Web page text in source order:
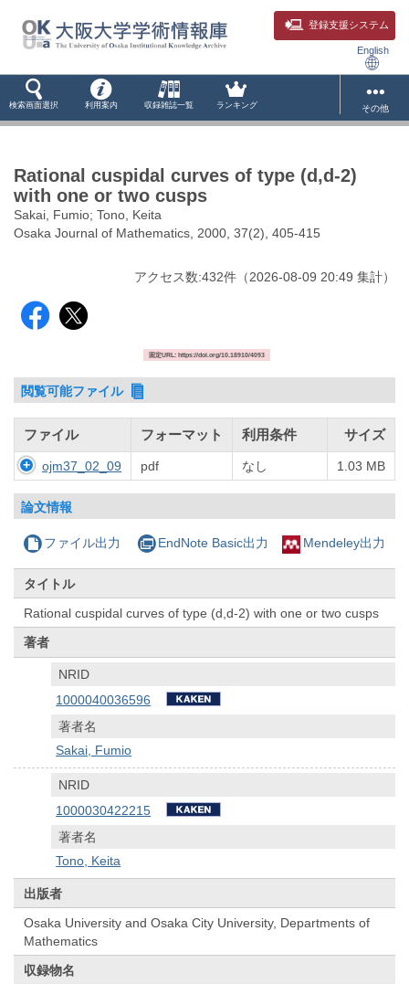
登録支援システム
English
検索画面選択 利用案内 収録雑誌一覧 ランキング その他
Rational cuspidal curves of type (d,d-2)
with one or two cusps
Sakai, Fumio; Tono, Keita
Osaka Journal of Mathematics, 2000, 37(2), 405-415
アクセス数:432件 （2026-08-09 20:49 集計）
固定URL: https://doi.org/10.18910/4093
閲覧可能ファイル
ファイル フォーマット 利用条件 サイズ
ojm37_02_09 pdf なし 1.03 MB
論文情報
ファイル出力 EndNote Basic出力 Mendeley出力
タイトル
Rational cuspidal curves of type (d,d-2) with one or two cusps
著者
NRID
1000040036596
著者名
Sakai, Fumio
NRID
1000030422215
著者名
Tono, Keita
出版者
Osaka University and Osaka City University, Departments of
Mathematics
収録物名